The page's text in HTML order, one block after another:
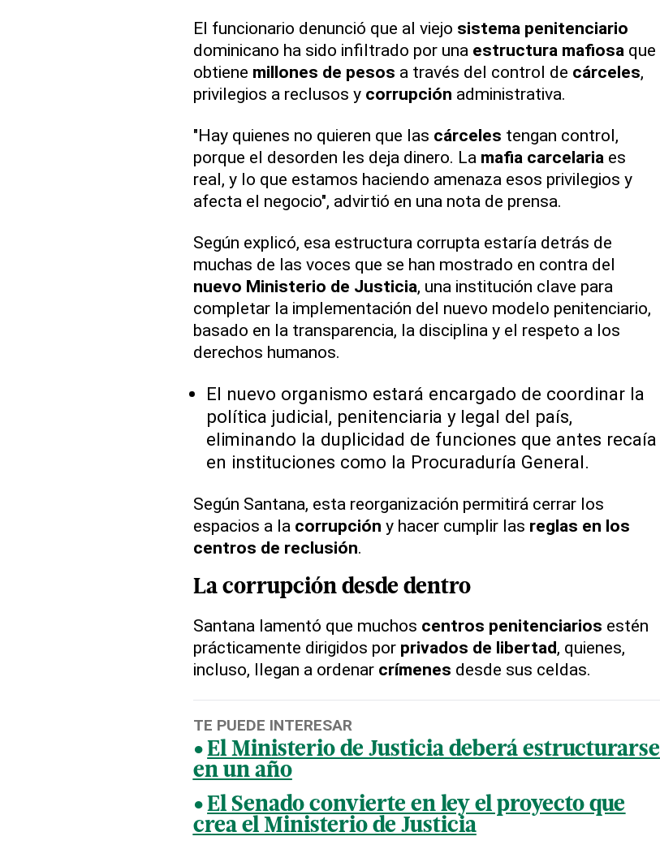
El funcionario denunció que al viejo sistema penitenciario
dominicano ha sido infiltrado por una estructura mafiosa que
obtiene millones de pesos a través del control de cárceles,
privilegios a reclusos y corrupción administrativa.
"Hay quienes no quieren que las cárceles tengan control,
porque el desorden les deja dinero. La mafia carcelaria es
real, y lo que estamos haciendo amenaza esos privilegios y
afecta el negocio", advirtió en una nota de prensa.
Según explicó, esa estructura corrupta estaría detrás de
muchas de las voces que se han mostrado en contra del
nuevo Ministerio de Justicia, una institución clave para
completar la implementación del nuevo modelo penitenciario,
basado en la transparencia, la disciplina y el respeto a los
derechos humanos.
El nuevo organismo estará encargado de coordinar la
política judicial, penitenciaria y legal del país,
eliminando la duplicidad de funciones que antes recaía
en instituciones como la Procuraduría General.
Según Santana, esta reorganización permitirá cerrar los
espacios a la corrupción y hacer cumplir las reglas en los
centros de reclusión.
La corrupción desde dentro
Santana lamentó que muchos centros penitenciarios estén
prácticamente dirigidos por privados de libertad, quienes,
incluso, llegan a ordenar crímenes desde sus celdas.
TE PUEDE INTERESAR
El Ministerio de Justicia deberá estructurarse
en un año
El Senado convierte en ley el proyecto que
crea el Ministerio de Justicia